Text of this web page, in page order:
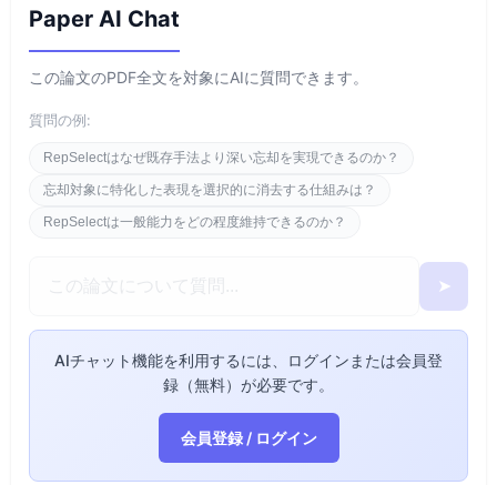
Paper AI Chat
この論文のPDF全文を対象にAIに質問できます。
質問の例:
RepSelectはなぜ既存手法より深い忘却を実現できるのか？
忘却対象に特化した表現を選択的に消去する仕組みは？
RepSelectは一般能力をどの程度維持できるのか？
➤
AIチャット機能を利用するには、ログインまたは会員登
録（無料）が必要です。
会員登録 / ログイン